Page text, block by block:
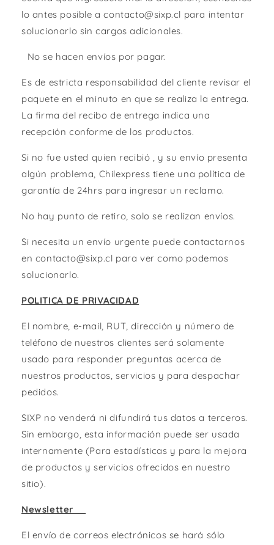
lo antes posible a contacto@sixp.cl para intentar
solucionarlo sin cargos adicionales.
No se hacen envíos por pagar.
Es de estricta responsabilidad del cliente revisar el
paquete en el minuto en que se realiza la entrega.
La firma del recibo de entrega indica una
recepción conforme de los productos.
Si no fue usted quien recibió , y su envío presenta
algún problema, Chilexpress tiene una política de
garantía de 24hrs para ingresar un reclamo.
No hay punto de retiro, solo se realizan envíos.
Si necesita un envío urgente puede contactarnos
en contacto@sixp.cl para ver como podemos
solucionarlo.
POLITICA DE PRIVACIDAD
El nombre, e-mail, RUT, dirección y número de
teléfono de nuestros clientes será solamente
usado para responder preguntas acerca de
nuestros productos, servicios y para despachar
pedidos.
SIXP no venderá ni difundirá tus datos a terceros.
Sin embargo, esta información puede ser usada
internamente (Para estadísticas y para la mejora
de productos y servicios ofrecidos en nuestro
sitio).
Newsletter
El envío de correos electrónicos se hará sólo